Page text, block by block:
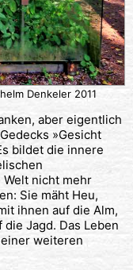
Denkeler 2011
aber eigentlich
»Gesicht
bildet die innere
Welt nicht mehr
Sie mäht Heu,
ihnen auf die Alm,
Jagd. Das Leben
weiteren